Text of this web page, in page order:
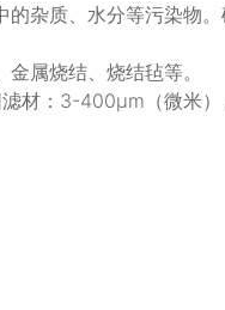
杂质、水分等污染物
属烧结、烧结毡等。
材：3-400μm（微米